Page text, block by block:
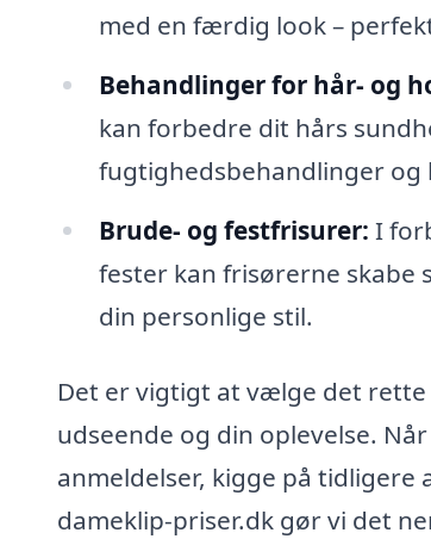
med en færdig look –
Behandlinger for hår- og
kan forbedre dit hårs
fugtighedsbehandlinger og
Brude- og festfrisurer: I
fester kan frisørerne skabe
din personlige stil.
Det er vigtigt at vælge det
udseende og din oplevelse.
anmeldelser, kigge på
dameklip-priser.dk gør vi det